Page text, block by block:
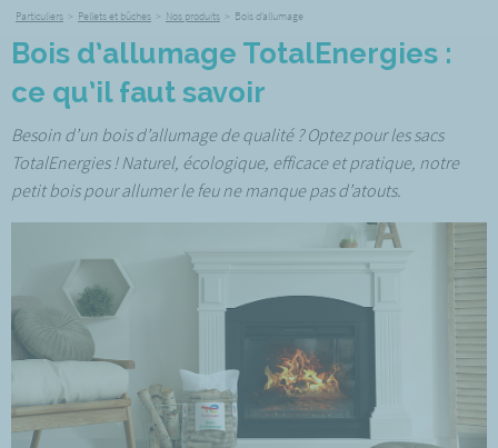
Particuliers > Pellets et bûches > Nos produits > Bois d’allumage
Bois d’allumage TotalEnergies :
ce qu’il faut savoir
Besoin d’un bois d’allumage de qualité ? Optez pour les sacs
TotalEnergies ! Naturel, écologique, efficace et pratique, notre
petit bois pour allumer le feu ne manque pas d’atouts.